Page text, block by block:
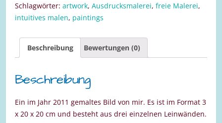
Menge
Schlagwörter: artwork, Ausdrucksmalerei, freie Malerei,
intuitives malen, paintings
Beschreibung Bewertungen (0)
Beschreibung
Ein im Jahr 2011 gemaltes Bild von mir. Es ist im Format 3
x 20 x 20 cm und besteht aus drei einzelnen Leinwänden.